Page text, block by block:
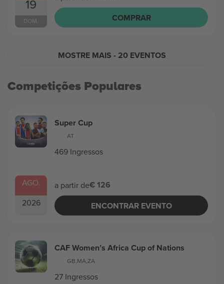
19
DOM.
COMPRAR
MOSTRE MAIS - 20 EVENTOS
Competições Populares
AGO.
2026
Super Cup
AT
469 Ingressos
a partir de€ 126
ENCONTRAR EVENTO
CAF Women’s Africa Cup of Nations
GB,MA,ZA
27 Ingressos